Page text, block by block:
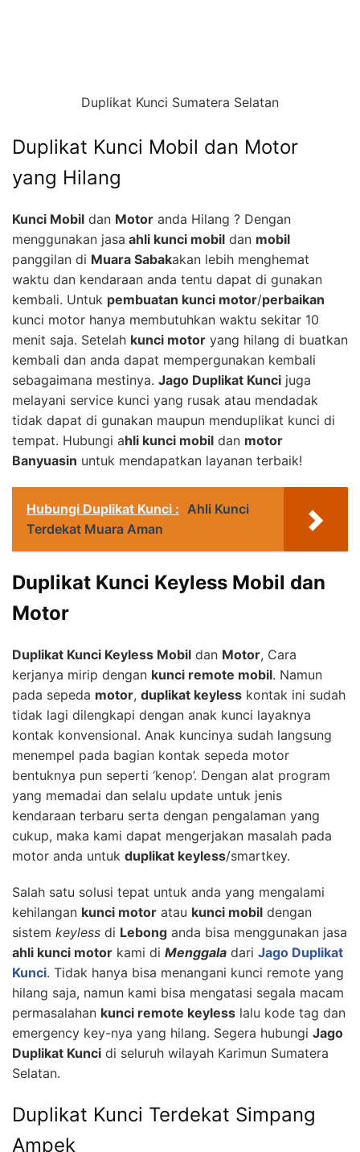
Duplikat Kunci Sumatera Selatan
Duplikat Kunci Mobil dan Motor
yang Hilang
Kunci Mobil dan Motor anda Hilang ? Dengan
menggunakan jasa ahli kunci mobil dan mobil
panggilan di Muara Sabakakan lebih menghemat
waktu dan kendaraan anda tentu dapat di gunakan
kembali. Untuk pembuatan kunci motor/perbaikan
kunci motor hanya membutuhkan waktu sekitar 10
menit saja. Setelah kunci motor yang hilang di buatkan
kembali dan anda dapat mempergunakan kembali
sebagaimana mestinya. Jago Duplikat Kunci juga
melayani service kunci yang rusak atau mendadak
tidak dapat di gunakan maupun menduplikat kunci di
tempat. Hubungi ahli kunci mobil dan motor
Banyuasin untuk mendapatkan layanan terbaik!
Hubungi Duplikat Kunci : Ahli Kunci
Terdekat Muara Aman
Duplikat Kunci Keyless Mobil dan
Motor
Duplikat Kunci Keyless Mobil dan Motor, Cara
kerjanya mirip dengan kunci remote mobil. Namun
pada sepeda motor, duplikat keyless kontak ini sudah
tidak lagi dilengkapi dengan anak kunci layaknya
kontak konvensional. Anak kuncinya sudah langsung
menempel pada bagian kontak sepeda motor
bentuknya pun seperti ‘kenop’. Dengan alat program
yang memadai dan selalu update untuk jenis
kendaraan terbaru serta dengan pengalaman yang
cukup, maka kami dapat mengerjakan masalah pada
motor anda untuk duplikat keyless/smartkey.
Salah satu solusi tepat untuk anda yang mengalami
kehilangan kunci motor atau kunci mobil dengan
sistem keyless di Lebong anda bisa menggunakan jasa
ahli kunci motor kami di Menggala dari Jago Duplikat
Kunci. Tidak hanya bisa menangani kunci remote yang
hilang saja, namun kami bisa mengatasi segala macam
permasalahan kunci remote keyless lalu kode tag dan
emergency key-nya yang hilang. Segera hubungi Jago
Duplikat Kunci di seluruh wilayah Karimun Sumatera
Selatan.
Duplikat Kunci Terdekat Simpang
Ampek